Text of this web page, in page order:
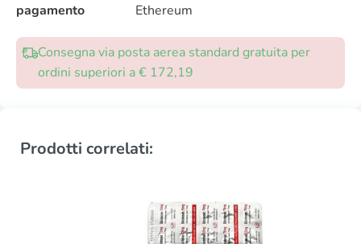
pagamento
Ethereum
Consegna via posta aerea standard gratuita per
ordini superiori a € 172,19
Prodotti correlati: